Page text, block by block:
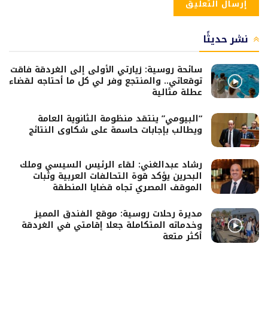
نشر حديثًا
سائحة روسية: زيارتي الأولى إلى الغردقة فاقت
توقعاتي.. والمنتجع وفر لي كل ما أحتاجه لقضاء
عطلة مثالية
“البيومي” ينتقد منظومة الثانوية العامة
ويطالب بإجابات حاسمة على شكاوى النتائج
رشاد عبدالغني: لقاء الرئيس السيسي وملك
البحرين يؤكد قوة التحالفات العربية وثبات
الموقف المصري تجاه قضايا المنطقة
مديرة رحلات روسية: موقع الفندق المميز
وخدماته المتكاملة جعلا إقامتي في الغردقة
أكثر متعة